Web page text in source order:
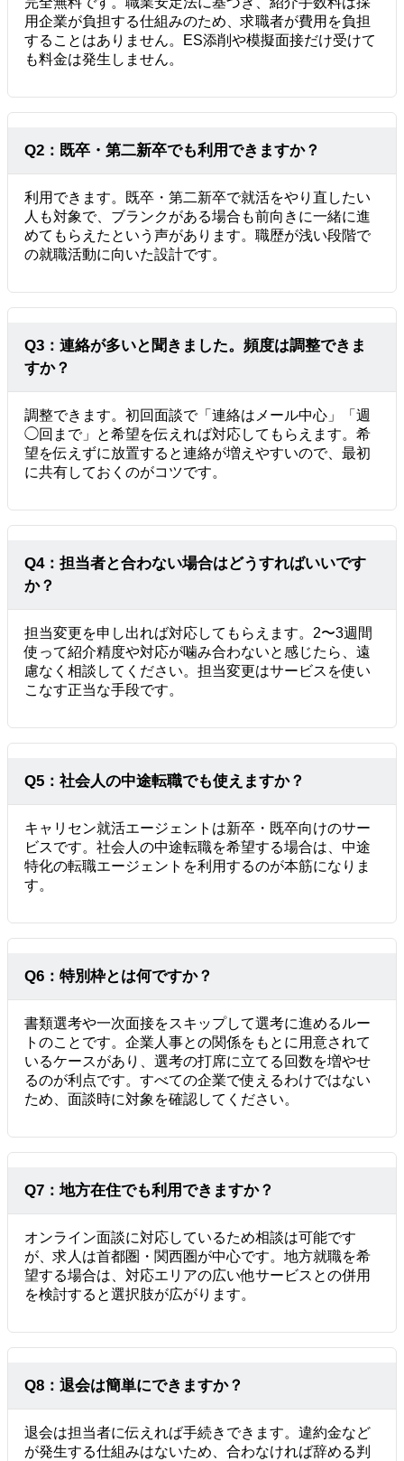
用企業が負担する仕組みのため、求職者が費用を負担
することはありません。ES添削や模擬面接だけ受けて
も料金は発生しません。
Q2：既卒・第二新卒でも利用できますか？
利用できます。既卒・第二新卒で就活をやり直したい
人も対象で、ブランクがある場合も前向きに一緒に進
めてもらえたという声があります。職歴が浅い段階で
の就職活動に向いた設計です。
Q3：連絡が多いと聞きました。頻度は調整できま
すか？
調整できます。初回面談で「連絡はメール中心」「週
◯回まで」と希望を伝えれば対応してもらえます。希
望を伝えずに放置すると連絡が増えやすいので、最初
に共有しておくのがコツです。
Q4：担当者と合わない場合はどうすればいいです
か？
担当変更を申し出れば対応してもらえます。2〜3週間
使って紹介精度や対応が噛み合わないと感じたら、遠
慮なく相談してください。担当変更はサービスを使い
こなす正当な手段です。
Q5：社会人の中途転職でも使えますか？
キャリセン就活エージェントは新卒・既卒向けのサー
ビスです。社会人の中途転職を希望する場合は、中途
特化の転職エージェントを利用するのが本筋になりま
す。
Q6：特別枠とは何ですか？
書類選考や一次面接をスキップして選考に進めるルー
トのことです。企業人事との関係をもとに用意されて
いるケースがあり、選考の打席に立てる回数を増やせ
るのが利点です。すべての企業で使えるわけではない
ため、面談時に対象を確認してください。
Q7：地方在住でも利用できますか？
オンライン面談に対応しているため相談は可能です
が、求人は首都圏・関西圏が中心です。地方就職を希
望する場合は、対応エリアの広い他サービスとの併用
を検討すると選択肢が広がります。
Q8：退会は簡単にできますか？
退会は担当者に伝えれば手続きできます。違約金など
が発生する仕組みはないため、合わなければ辞める判